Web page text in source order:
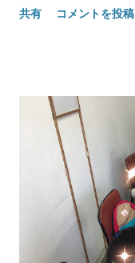
共有 コメントを投稿